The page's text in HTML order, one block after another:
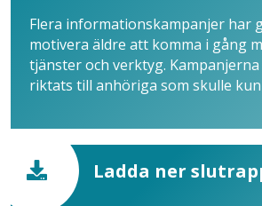
Flera informationskampanjer har
motivera äldre att komma i gång
tjänster och verktyg.
riktats till anhöriga som skulle
Ladda ner